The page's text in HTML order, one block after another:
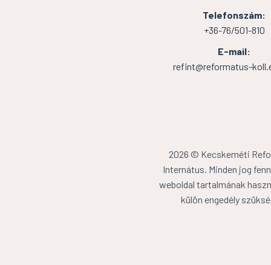
Telefonszám:
+36-76/501-810
E-mail:
refint@reformatus-
2026 © Kecskeméti
Internátus. Minden jog
weboldal tartalmának
külön engedély